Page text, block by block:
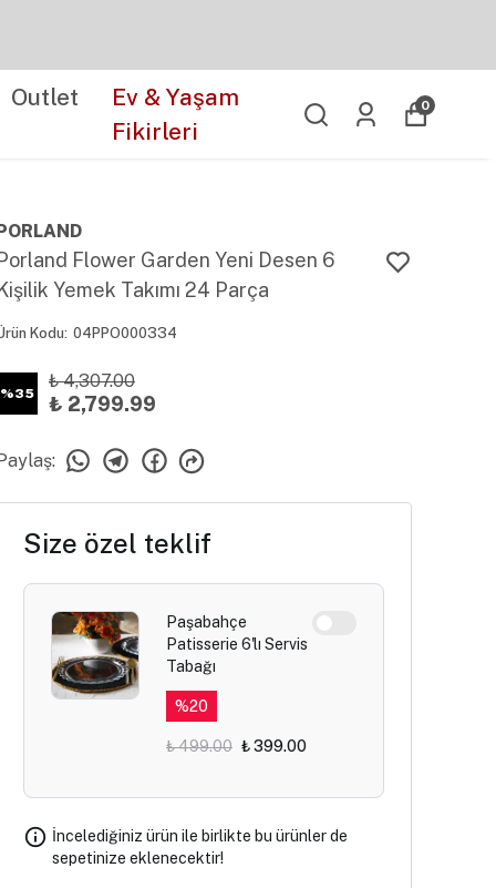
Outlet
Ev & Yaşam
Fikirleri
0
Porland Flower Garden Yeni Desen 6
Kişilik Yemek Takımı 24 Parça
Kodu: 04PPO000334
%35
₺ 4,307.00
₺ 2,799.99
:
Size özel teklif
Paşabahçe
Patisserie 6'lı Servis
Tabağı
%20
₺ 499.00 ₺ 399.00
İncelediğiniz ürün ile birlikte bu ürünler de
sepetinize eklenecektir!